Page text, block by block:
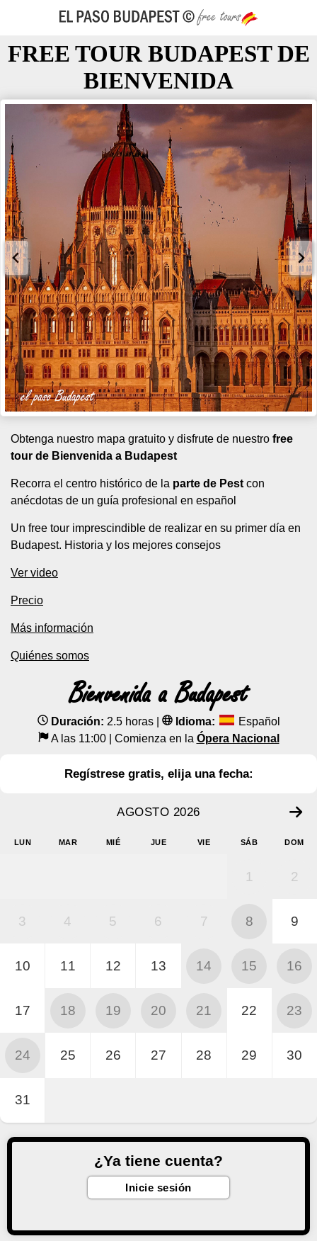
FREE TOUR BUDAPEST DE
BIENVENIDA
Obtenga nuestro mapa gratuito y disfrute de nuestro free
tour de Bienvenida a Budapest
Recorra el centro histórico de la parte de Pest con
anécdotas de un guía profesional en español
Un free tour imprescindible de realizar en su primer día en
Budapest. Historia y los mejores consejos
Ver video
Precio
Más información
Quiénes somos
Bienvenida a Budapest
Duración: 2.5 horas| Idioma:
Español
A las 11:00 | Comienza en la Ópera Nacional
Regístrese gratis, elija una fecha:
AGOSTO 2026
LUN MAR MIÉ JUE VIE SÁB DOM
1 2
3 4 5 6 7 8 9
10 11 12 13 14 15 16
17 18 19 20 21 22 23
24 25 26 27 28 29 30
31
¿Ya tiene cuenta?
Inicie sesión